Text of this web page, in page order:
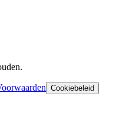
Cookiebeleid